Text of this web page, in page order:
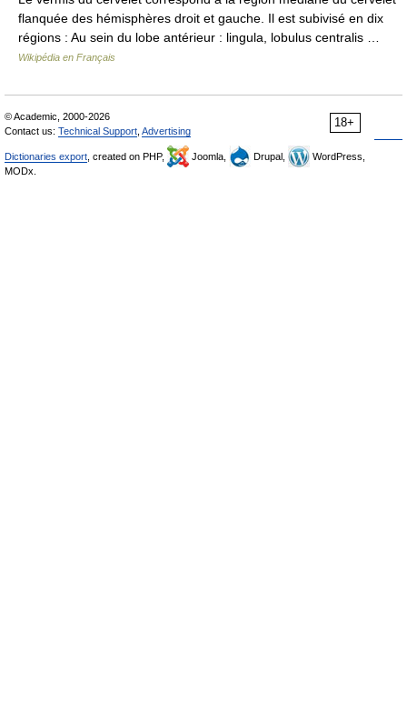
flanquée des hémisphères droit et gauche. Il est subivisé en dix
régions : Au sein du lobe antérieur : lingula, lobulus centralis …
Wikipédia en Français
18+
© Academic, 2000-2026
Contact us: Technical Support Advertising
Dictionaries export , created on PHP, Joomla, Drupal,
WordPress,
MODx.